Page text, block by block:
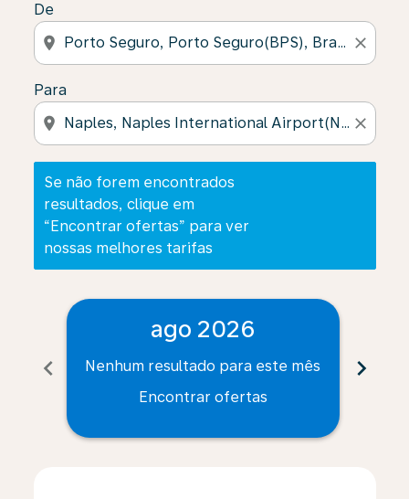
De
location_on close
Para
location_on close
Se não forem encontrados
resultados, clique em
“Encontrar ofertas” para ver
nossas melhores tarifas
chevron_left
ago 2026
Nenhum resultado para este mês
Encontrar ofertas
chevron_right